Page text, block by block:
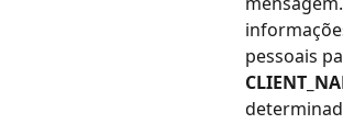
pessoais